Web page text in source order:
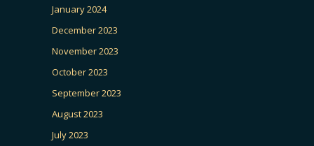
January 2024
December 2023
November 2023
October 2023
September 2023
August 2023
July 2023